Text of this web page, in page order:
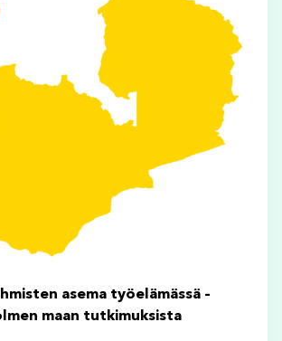
asema työelämässä –
maan tutkimuksista